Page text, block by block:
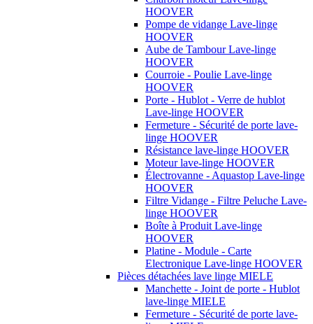
HOOVER
Pompe de vidange Lave-linge
HOOVER
Aube de Tambour Lave-linge
HOOVER
Courroie - Poulie Lave-linge
HOOVER
Porte - Hublot - Verre de hublot
Lave-linge HOOVER
Fermeture - Sécurité de porte lave-
linge HOOVER
Résistance lave-linge HOOVER
Moteur lave-linge HOOVER
Électrovanne - Aquastop Lave-linge
HOOVER
Filtre Vidange - Filtre Peluche Lave-
linge HOOVER
Boîte à Produit Lave-linge
HOOVER
Platine - Module - Carte
Electronique Lave-linge HOOVER
Pièces détachées lave linge MIELE
Manchette - Joint de porte - Hublot
lave-linge MIELE
Fermeture - Sécurité de porte lave-